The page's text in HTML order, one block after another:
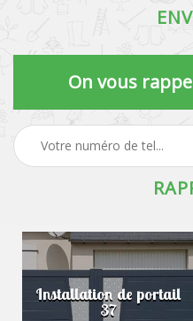
On vous
Installation de portail
37